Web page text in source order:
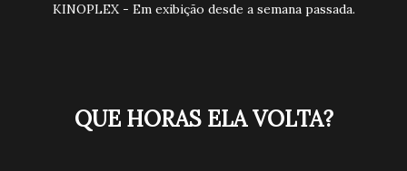
KINOPLEX - Em exibição desde a semana passada.
QUE HORAS ELA VOLTA?